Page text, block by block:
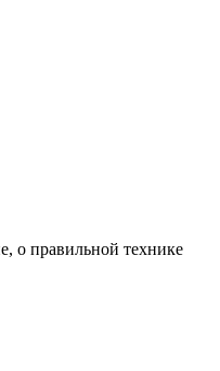
о правильной технике